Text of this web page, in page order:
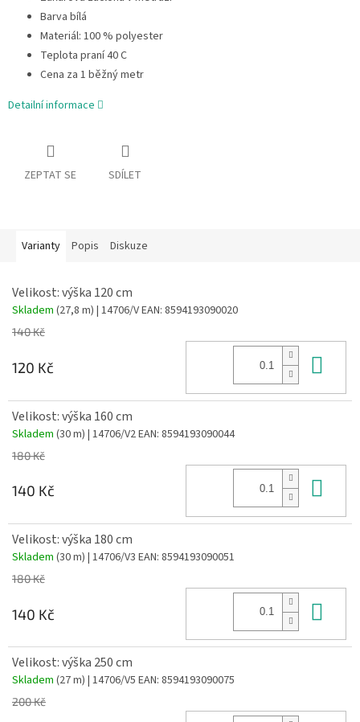
Barva bílá
Materiál: 100 % polyester
Teplota praní 40 C
Cena za 1 běžný metr
Detailní informace
ZEPTAT SE SDÍLET
Varianty Popis Diskuze
Velikost: výška 120 cm
Skladem (27,8 m) | 14706/VEAN: 8594193090020
140 Kč
120 Kč
Velikost: výška 160 cm
Skladem (30 m) | 14706/V2EAN: 8594193090044
180 Kč
140 Kč
Velikost: výška 180 cm
Skladem (30 m) | 14706/V3 EAN: 8594193090051
180 Kč
140 Kč
Velikost: výška 250 cm
Skladem (27 m) | 14706/V5 EAN: 8594193090075
200 Kč